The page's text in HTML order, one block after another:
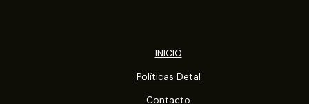
INICIO
Políticas Detal
Contacto